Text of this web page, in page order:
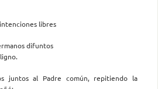
libres
difuntos
juntos al Padre común, repitiendo la